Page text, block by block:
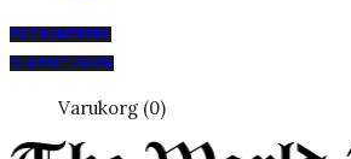
PRENUMERERA
DIGITALT ARKIV
Varukorg (0)